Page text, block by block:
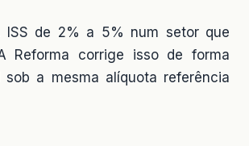
ISS de 2% a 5% num setor que
Reforma corrige isso de forma
a mesma alíquota referência